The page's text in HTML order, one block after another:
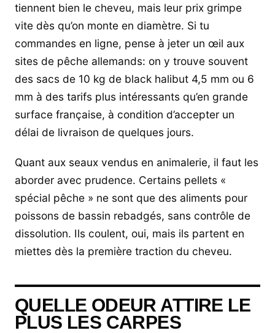
tiennent bien le cheveu, mais leur prix grimpe
vite dès qu’on monte en diamètre. Si tu
commandes en ligne, pense à jeter un œil aux
sites de pêche allemands: on y trouve souvent
des sacs de 10 kg de black halibut 4,5 mm ou 6
mm à des tarifs plus intéressants qu’en grande
surface française, à condition d’accepter un
délai de livraison de quelques jours.
Quant aux seaux vendus en animalerie, il faut les
aborder avec prudence. Certains pellets «
spécial pêche » ne sont que des aliments pour
poissons de bassin rebadgés, sans contrôle de
dissolution. Ils coulent, oui, mais ils partent en
miettes dès la première traction du cheveu.
QUELLE ODEUR ATTIRE LE
PLUS LES CARPES